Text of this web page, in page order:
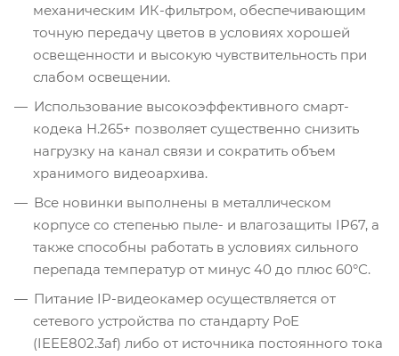
механическим ИК-фильтром, обеспечивающим
точную передачу цветов в условиях хорошей
освещенности и высокую чувствительность при
слабом освещении.
Использование высокоэффективного смарт-
кодека H.265+ позволяет существенно снизить
нагрузку на канал связи и сократить объем
хранимого видеоархива.
Все новинки выполнены в металлическом
корпусе со степенью пыле- и влагозащиты IP67, а
также способны работать в условиях сильного
перепада температур от минус 40 до плюс 60°С.
Питание IP-видеокамер осуществляется от
сетевого устройства по стандарту PoE
(IEEE802.3af) либо от источника постоянного тока